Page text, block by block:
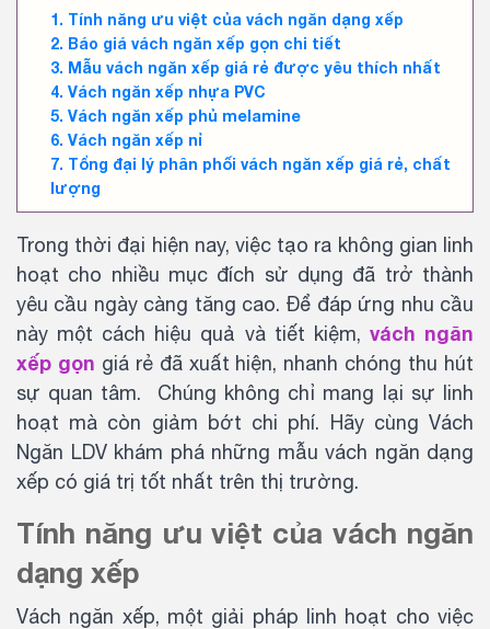
Tính năng ưu việt của vách ngăn dạng xếp
Báo giá vách ngăn xếp gọn chi tiết
Mẫu vách ngăn xếp giá rẻ được yêu thích nhất
Vách ngăn xếp nhựa PVC
Vách ngăn xếp phủ melamine
Vách ngăn xếp nỉ
Tổng đại lý phân phối vách ngăn xếp giá rẻ, chất
lượng
Trong thời đại hiện nay, việc tạo ra không gian linh
hoạt cho nhiều mục đích sử dụng đã trở thành
yêu cầu ngày càng tăng cao. Để đáp ứng nhu cầu
này một cách hiệu quả và tiết kiệm, vách ngăn
xếp gọn giá rẻ đã xuất hiện, nhanh chóng thu hút
sự quan tâm. Chúng không chỉ mang lại sự linh
hoạt mà còn giảm bớt chi phí. Hãy cùng Vách
Ngăn LDV khám phá những mẫu vách ngăn dạng
xếp có giá trị tốt nhất trên thị trường.
Tính năng ưu việt của vách ngăn
dạng xếp
Vách ngăn xếp, một giải pháp linh hoạt cho việc